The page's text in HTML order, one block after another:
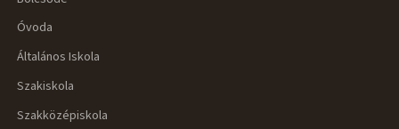
Óvoda
Általános Iskola
Szakiskola
Szakközépiskola